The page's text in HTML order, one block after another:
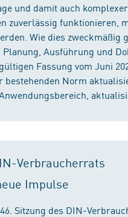
und damit auch
zuverlässig funktionieren,
Wie dies
Planung, Ausführung und
Fassung vom Juni
bestehenden Norm
Verbraucherrats
Impulse
Sitzung des DIN-